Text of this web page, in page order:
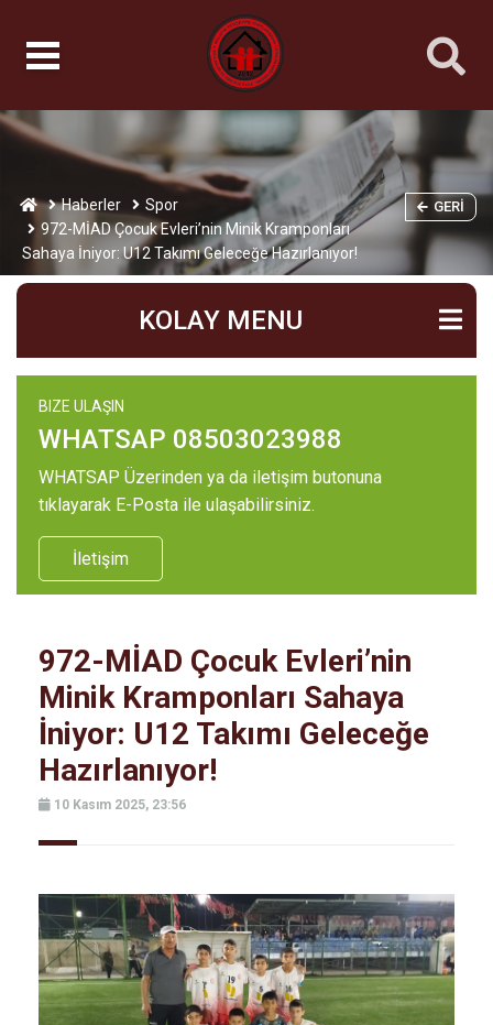
Haberler
Spor
972-MİAD Çocuk Evleri’nin Minik Kramponları
Sahaya İniyor: U12 Takımı Geleceğe Hazırlanıyor!
GERI
KOLAY MENU
BIZE ULAŞIN
WHATSAP 08503023988
WHATSAP Üzerinden ya da iletişim butonuna
tıklayarak E-Posta ile ulaşabilirsiniz.
İletişim
972-MİAD Çocuk Evleri’nin
Minik Kramponları Sahaya
İniyor: U12 Takımı Geleceğe
Hazırlanıyor!
10 Kasım 2025, 23:56